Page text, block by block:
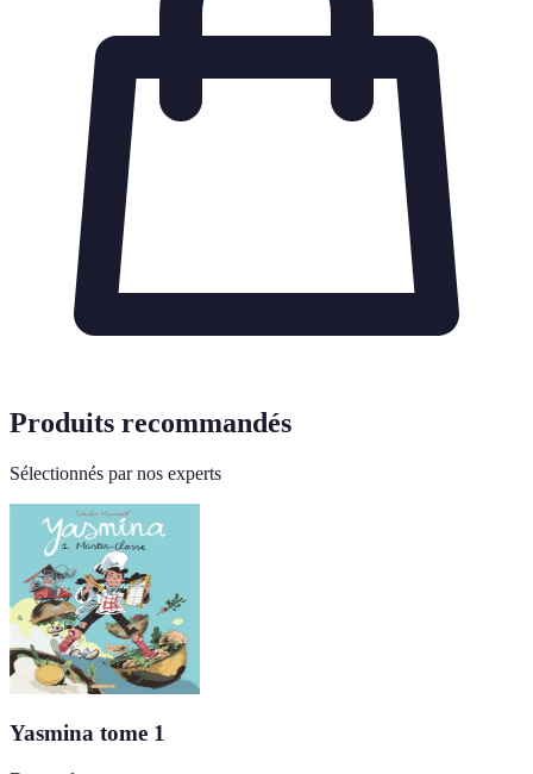
Produits recommandés
Sélectionnés par nos experts
Yasmina tome 1